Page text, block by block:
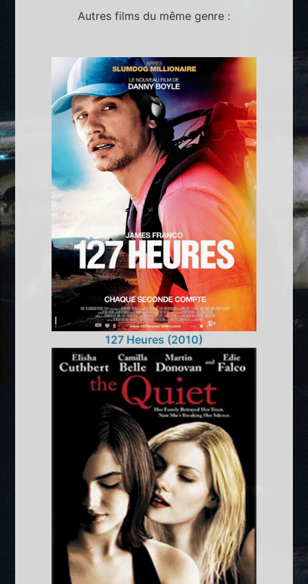
Autres films du même genre :
127 Heures (2010)